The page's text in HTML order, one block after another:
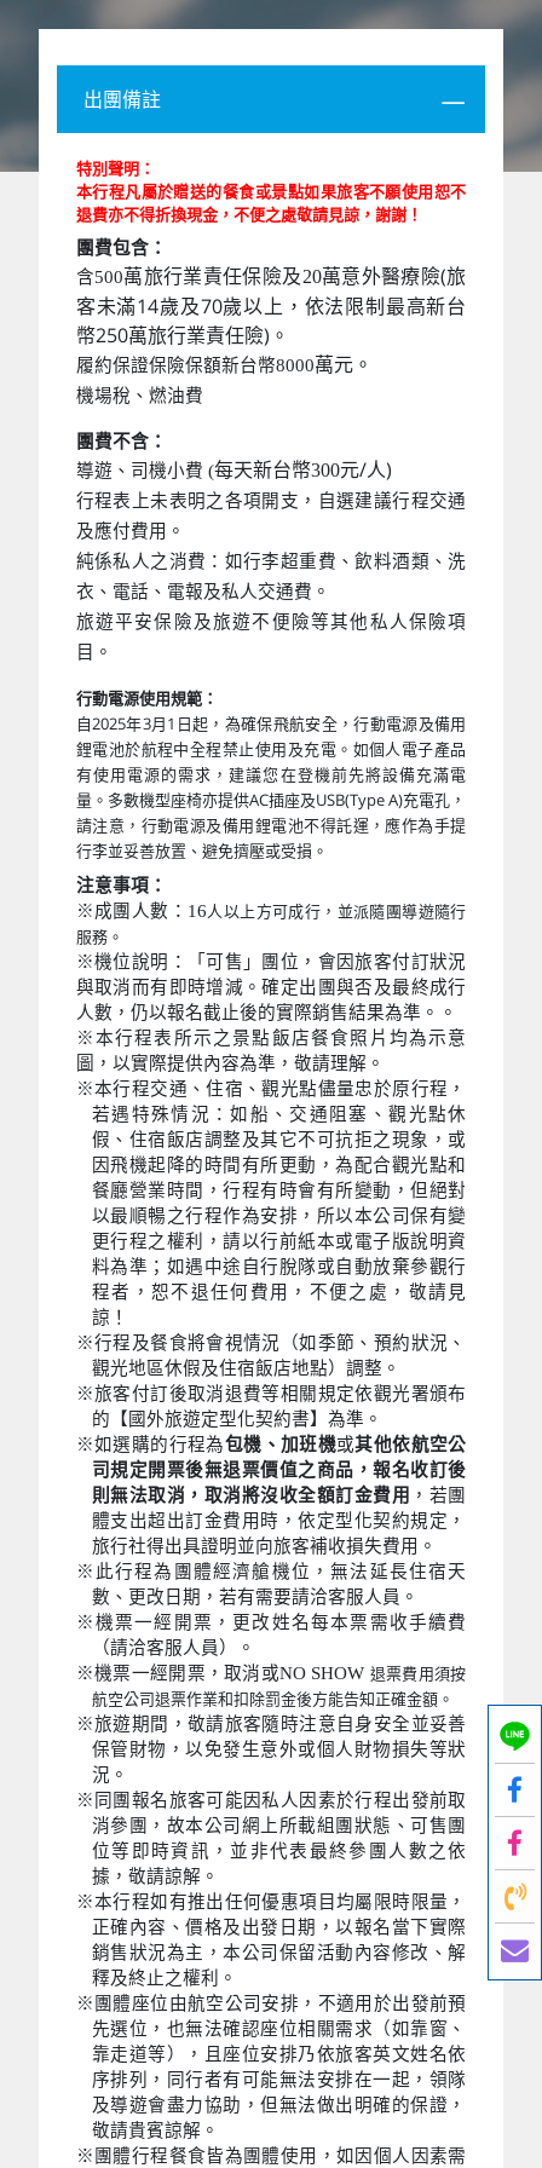
出團備註
特別聲明：
本行程凡屬於贈送的餐食或景點如果旅客不願使用恕不
退費亦不得折換現金，不便之處敬請見諒，謝謝！
團費包含：
含500萬旅行業責任保險及20萬意外醫療險(旅
客未滿14歲及70歲以上，依法限制最高新台
幣250萬旅行業責任險)。
履約保證保險保額新台幣8000萬元。
機場稅、燃油費
團費不含：
導遊、司機小費 (每天新台幣300元/人)
行程表上未表明之各項開支，自選建議行程交通
及應付費用。
純係私人之消費：如行李超重費、飲料酒類、洗
衣、電話、電報及私人交通費。
旅遊平安保險及旅遊不便險等其他私人保險項
目。
行動電源使用規範：
自2025年3月1日起，為確保飛航安全，行動電源及備用
鋰電池於航程中全程禁止使用及充電。如個人電子產品
有使用電源的需求，建議您在登機前先將設備充滿電
量。多數機型座椅亦提供AC插座及USB(Type A)充電孔，
請注意，行動電源及備用鋰電池不得託運，應作為手提
行李並妥善放置、避免擠壓或受損。
注意事項：
※成團人數：16 人以上方可成行，並派隨團導遊隨行
服務。
※機位說明：「可售」團位，會因旅客付訂狀況
與取消而有即時增減。確定出團與否及最終成行
人數，仍以報名截止後的實際銷售結果為準。。
※本行程表所示之景點飯店餐食照片均為示意
圖，以實際提供內容為準，敬請理解。
※本行程交通、住宿、觀光點儘量忠於原行程，
若遇特殊情況：如船、交通阻塞、觀光點休
假、住宿飯店調整及其它不可抗拒之現象，或
因飛機起降的時間有所更動，為配合觀光點和
餐廳營業時間，行程有時會有所變動，但絕對
以最順暢之行程作為安排，所以本公司保有變
更行程之權利，請以行前紙本或電子版說明資
料為準；如遇中途自行脫隊或自動放棄參觀行
程者，恕不退任何費用，不便之處，敬請見
諒！
※行程及餐食將會視情況（如季節、預約狀況、
觀光地區休假及住宿飯店地點）調整。
※旅客付訂後取消退費等相關規定依觀光署頒布
的【國外旅遊定型化契約書】為準。
※如選購的行程為包機、加班機或其他依航空公
司規定開票後無退票價值之商品，報名收訂後
則無法取消，取消將沒收全額訂金費用 ，若團
體支出超出訂金費用時，依定型化契約規定，
旅行社得出具證明並向旅客補收損失費用。
※此行程為團體經濟艙機位，無法延長住宿天
數、更改日期，若有需要請洽客服人員。
※機票一經開票，更改姓名每本票需收手續費
（請洽客服人員）。
※機票一經開票，取消或NO SHOW 退票費用須按
航空公司退票作業和扣除罰金後方能告知正確金額。
※旅遊期間，敬請旅客隨時注意自身安全並妥善
保管財物，以免發生意外或個人財物損失等狀
況。
※同團報名旅客可能因私人因素於行程出發前取
消參團，故本公司網上所載組團狀態、可售團
位等即時資訊，並非代表最終參團人數之依
據，敬請諒解。
※本行程如有推出任何優惠項目均屬限時限量，
正確內容、價格及出發日期，以報名當下實際
銷售狀況為主，本公司保留活動內容修改、解
釋及終止之權利。
※團體座位由航空公司安排，不適用於出發前預
先選位，也無法確認座位相關需求（如靠窗、
靠走道等），且座位安排乃依旅客英文姓名依
序排列，同行者有可能無法安排在一起，領隊
及導遊會盡力協助，但無法做出明確的保證，
敬請貴賓諒解。
※團體行程餐食皆為團體使用，如因個人因素需